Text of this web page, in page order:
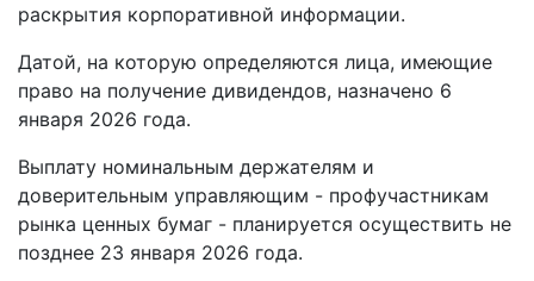
раскрытия корпоративной информации.
Датой, на которую определяются лица, имеющие
право на получение дивидендов, назначено 6
января 2026 года.
Выплату номинальным держателям и
доверительным управляющим - профучастникам
рынка ценных бумаг - планируется осуществить не
позднее 23 января 2026 года.